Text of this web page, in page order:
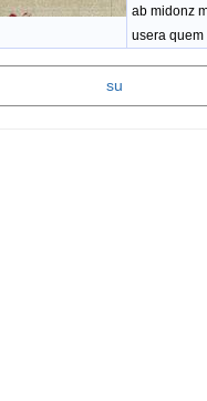
ab midonz
usera quem
su